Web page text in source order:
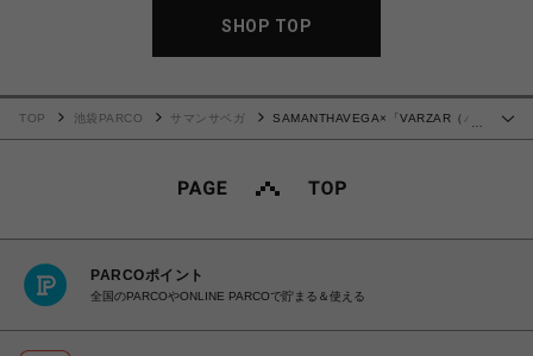
SHOP TOP
TOP 池袋PARCO サマンサベガ
SAMANTHAVEGA×「VARZAR（バ
PARCOポイント
全国のPARCOやONLINE PARCOで貯まる＆使える